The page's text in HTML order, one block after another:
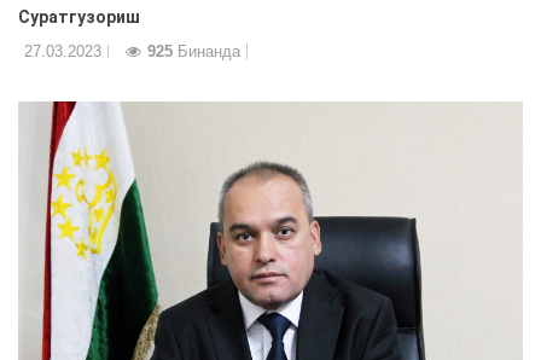
Суратгузориш
27.03.2023 925 Бинанда